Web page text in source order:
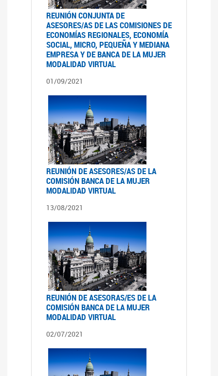
REUNIÓN CONJUNTA DE
ASESORES/AS DE LAS COMISIONES DE
ECONOMÍAS REGIONALES, ECONOMÍA
SOCIAL, MICRO, PEQUEÑA Y MEDIANA
EMPRESA Y DE BANCA DE LA MUJER
MODALIDAD VIRTUAL
01/09/2021
REUNIÓN DE ASESORES/AS DE LA
COMISIÓN BANCA DE LA MUJER
MODALIDAD VIRTUAL
13/08/2021
REUNIÓN DE ASESORAS/ES DE LA
COMISIÓN BANCA DE LA MUJER
MODALIDAD VIRTUAL
02/07/2021